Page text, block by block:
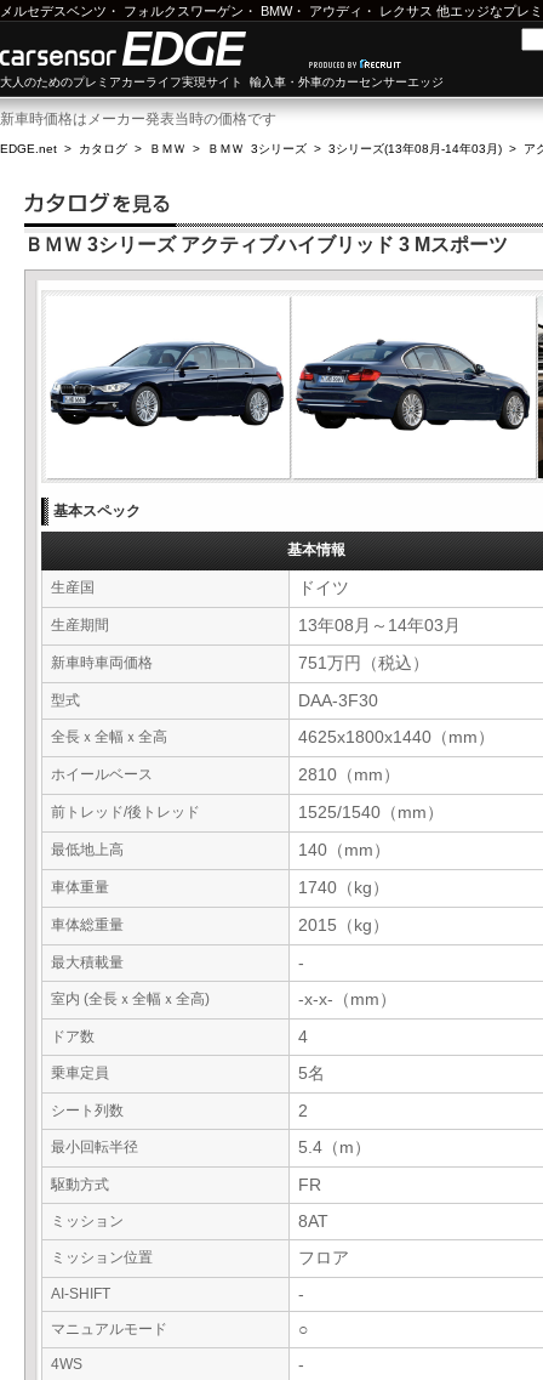
メルセデスベンツ ・ フォルクスワーゲン ・ BMW・ アウディ ・ レクサス 他エッジなプレ
大人のためのプレミアカーライフ実現サイト 輸入車・外車のカーセンサーエッジ
新車時価格はメーカー発表当時の価格です
EDGE.net > カタログ > ＢＭＷ > ＢＭＷ 3シリーズ > 3シリーズ(13年08月-14年03月) > ア
ＢＭＷ 3シリーズ アクティブハイブリッド 3 Mスポーツ
基本スペック
基本情報
生産国 ドイツ
生産期間 13年08月～14年03月
新車時車両価格 751万円（税込）
型式 DAA-3F30
全長ｘ全幅ｘ全高 4625x1800x1440（mm）
ホイールベース 2810（mm）
前トレッド/後トレッド 1525/1540（mm）
最低地上高 140（mm）
車体重量 1740（kg）
車体総重量 2015（kg）
最大積載量 -
室内 (全長ｘ全幅ｘ全高) -x-x-（mm）
ドア数 4
乗車定員 5名
シート列数 2
最小回転半径 5.4（m）
駆動方式 FR
ミッション 8AT
ミッション位置 フロア
AI-SHIFT -
マニュアルモード ○
4WS -